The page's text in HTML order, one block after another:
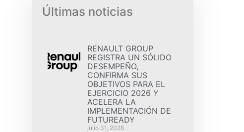
Últimas noticias
RENAULT GROUP
REGISTRA UN SÓLIDO
DESEMPEÑO,
CONFIRMA SUS
OBJETIVOS PARA EL
EJERCICIO 2026 Y
ACELERA LA
IMPLEMENTACIÓN DE
FUTUREADY
julio 31, 2026